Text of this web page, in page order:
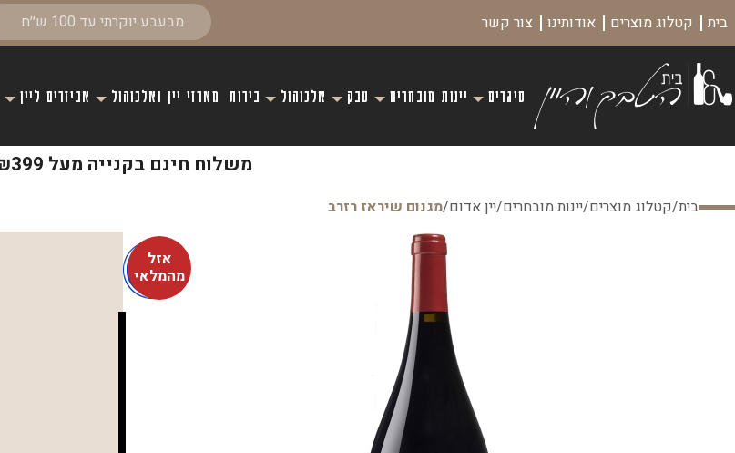
בית קטלוג מוצרים אודותינו צור קשר
סיגרים יינות מובחרים טבק אלכוהול בירות מארזי יין ואלכוהול אביזרים ליין
משלוח חינם בקנייה מעל ₪399
בית/קטלוג מוצרים/יינות מובחרים/יין אדום/מגנום שיראז רזרב
אזל
מהמלאי